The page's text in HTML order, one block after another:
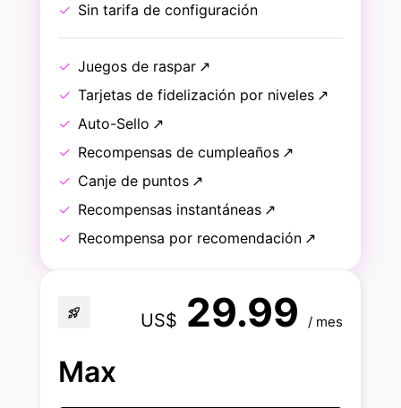
Sin tarifa de configuración
Juegos de raspar
Tarjetas de fidelización por niveles
Auto-Sello
Recompensas de cumpleaños
Canje de puntos
Recompensas instantáneas
Recompensa por recomendación
rocket_launch US$ 29.99/ mes
Max